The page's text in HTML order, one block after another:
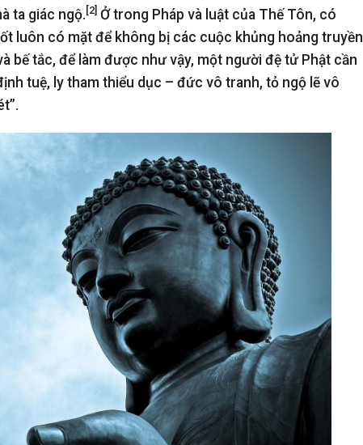
ta giác ngộ. [2] Ở trong Pháp và luật của Thế Tôn, có
luôn có mặt để không bị các cuộc khủng hoảng truyền
bế tắc, để làm được như vậy, một người đệ tử Phật cần
tuệ, ly tham thiểu dục – đức vô tranh, tỏ ngộ lẽ vô